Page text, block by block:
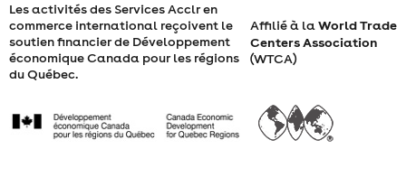
Les activités des Services Acclr en
commerce international reçoivent le
soutien financier de Développement
économique Canada pour les régions
du Québec.
Affilié à laWorld Trade
Centers Association
(WTCA)